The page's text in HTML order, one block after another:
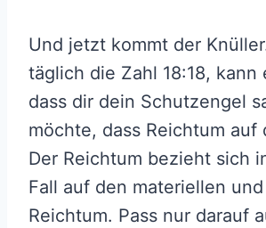
Und jetzt kommt der
täglich die Zahl 18:18, kann
dass dir dein Schutzengel
möchte, dass Reichtum auf
Der Reichtum bezieht sich
Fall auf den materiellen
Reichtum. Pass nur darauf